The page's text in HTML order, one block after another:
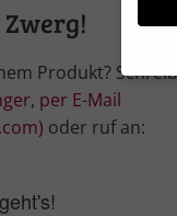
Produkt?
, per E-Mail
oder ruf an:
Wir